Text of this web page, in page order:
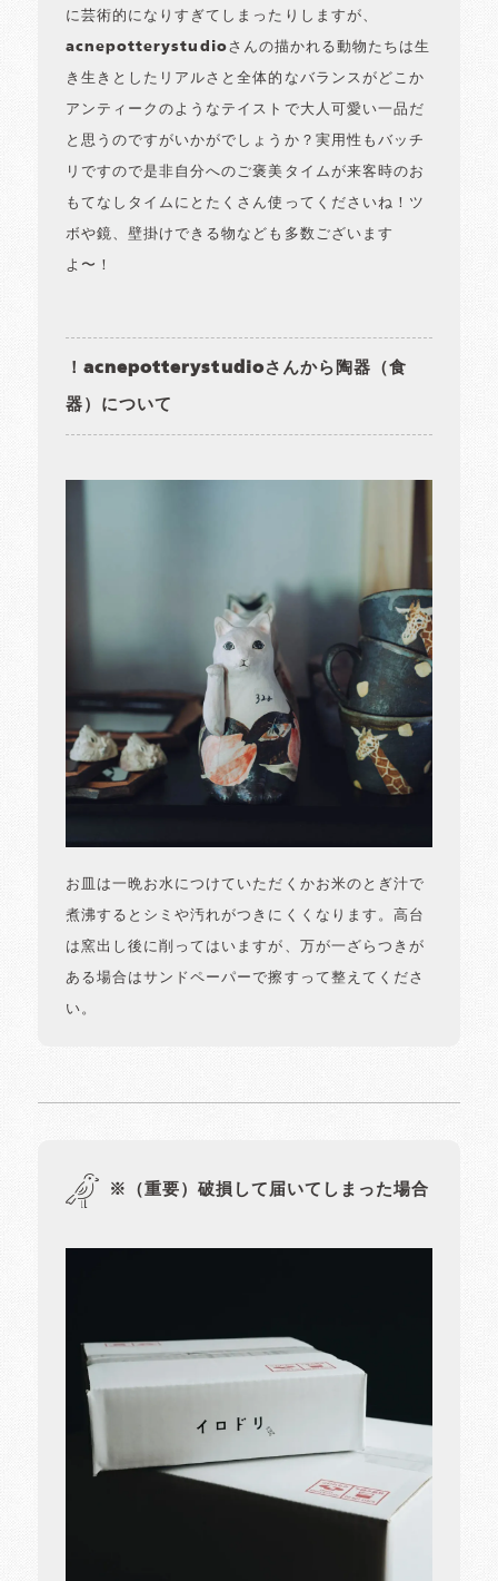
に芸術的になりすぎてしまったりしますが、
acnepotterystudioさんの描かれる動物たちは生
き生きとしたリアルさと全体的なバランスがどこか
アンティークのようなテイストで大人可愛い一品だ
と思うのですがいかがでしょうか？実用性もバッチ
リですので是非自分へのご褒美タイムが来客時のお
もてなしタイムにとたくさん使ってくださいね！ツ
ボや鏡、壁掛けできる物なども多数ございます
よ〜！
！acnepotterystudioさんから陶器（食
器）について
お皿は一晩お水につけていただくかお米のとぎ汁で
煮沸するとシミや汚れがつきにくくなります。高台
は窯出し後に削ってはいますが、万が一ざらつきが
ある場合はサンドペーパーで擦すって整えてくださ
い。
※（重要）破損して届いてしまった場合